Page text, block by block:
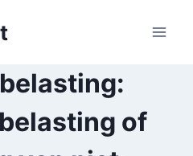
of